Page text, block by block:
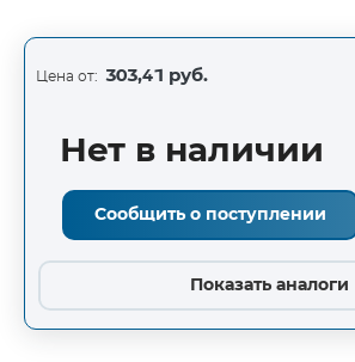
Цена от: 303,41 руб.
Нет в наличии
Сообщить о поступлении
Показать аналоги